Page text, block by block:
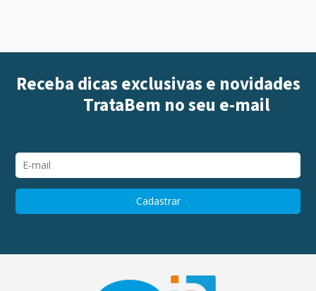
Receba dicas exclusivas e novidades
TrataBem no seu e-mail